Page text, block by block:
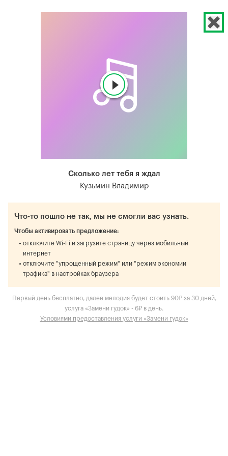
Сколько лет тебя я ждал
Кузьмин Владимир
Что-то пошло не так, мы не смогли вас узнать.
Чтобы активировать предложение:
отключите Wi-Fi и загрузите страницу через мобильный
интернет
отключите "упрощенный режим" или "режим экономии
трафика" в настройках браузера
Первый день бесплатно, далее мелодия будет стоить 90₽ за 30 дней,
услуга «Замени гудок» - 6₽ в день.
Условиями предоставления услуги «Замени гудок»